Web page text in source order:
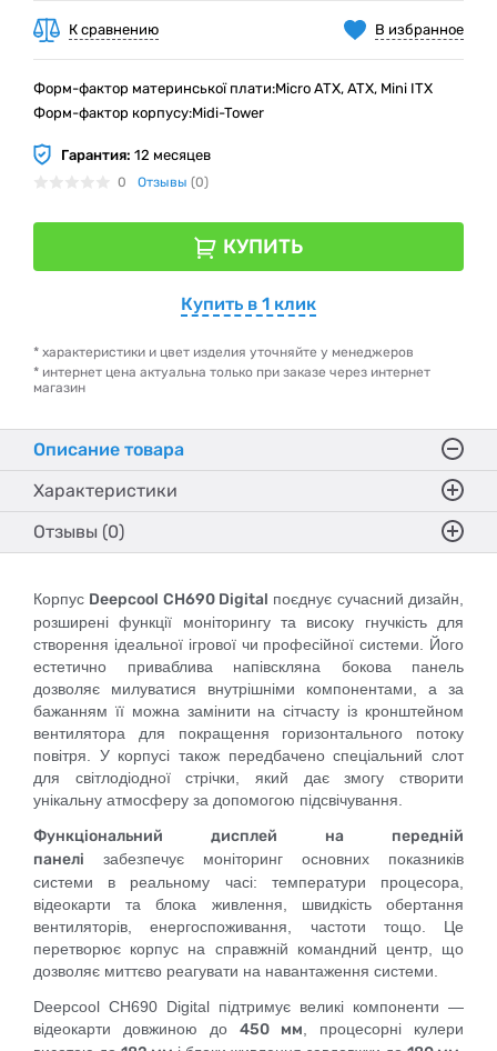
В избранное
К сравнению
Форм-фактор материнської плати:Micro ATX, ATX, Mini ITX
Форм-фактор корпусу:Midi-Tower
Гарантия: 12 месяцев
0 Отзывы (0)
КУПИТЬ
Купить в 1 клик
* характеристики и цвет изделия уточняйте у менеджеров
* интернет цена актуальна только при заказе через интернет
магазин
Описание товара
Характеристики
Отзывы (0)
Корпус Deepcool CH690 Digital поєднує сучасний дизайн,
розширені функції моніторингу та високу гнучкість для
створення ідеальної ігрової чи професійної системи. Його
естетично приваблива напівскляна бокова панель
дозволяє милуватися внутрішніми компонентами, а за
бажанням її можна замінити на сітчасту із кронштейном
вентилятора для покращення горизонтального потоку
повітря. У корпусі також передбачено спеціальний слот
для світлодіодної стрічки, який дає змогу створити
унікальну атмосферу за допомогою підсвічування.
Функціональний дисплей на передній
панелі забезпечує моніторинг основних показників
системи в реальному часі: температури процесора,
відеокарти та блока живлення, швидкість обертання
вентиляторів, енергоспоживання, частоти тощо. Це
перетворює корпус на справжній командний центр, що
дозволяє миттєво реагувати на навантаження системи.
Deepcool CH690 Digital підтримує великі компоненти —
відеокарти довжиною до 450 мм , процесорні кулери